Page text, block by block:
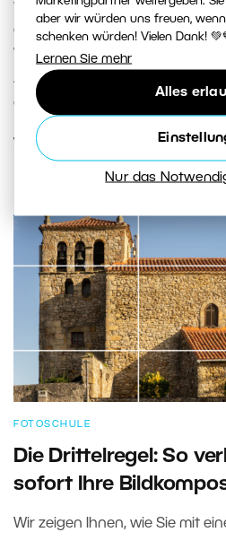
aber wir würden uns freuen,
schenken würden! Vielen Dank!
Lernen Sie mehr
Alles
Nur das
verpassen sollte – von der
das Gebirge Montenegros bis
Wir zeigen Ihnen, wohin Sie
Architektur, Landschaft und
aufmachen können.
WEITERLESEN
FOTOSCHULE
Die Drittelregel: So
sofort Ihre
Wir zeigen Ihnen, wie Sie mit